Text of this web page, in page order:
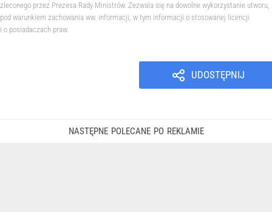
zleconego przez Prezesa Rady Ministrów. Zezwala się na dowolne wykorzystanie utworu,
pod warunkiem zachowania ww. informacji, w tym informacji o stosowanej licencji
i o posiadaczach praw.
UDOSTĘPNIJ